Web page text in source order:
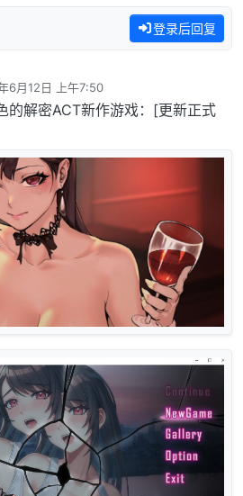
登录后回复
6月12日 上午7:50
的解密ACT新作游戏：[更新正式